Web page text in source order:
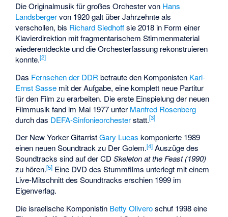
Die Originalmusik für großes Orchester von Hans
Landsbergervon 1920 galt über Jahrzehnte als
verschollen, bis Richard Siedhoffsie 2018 in Form einer
Klavierdirektion mit fragmentarischem Stimmenmaterial
wiederentdeckte und die Orchesterfassung rekonstruieren
konnte.[2]
Das Fernsehen der DDR betraute den Komponisten Karl-
Ernst Sasse mit der Aufgabe, eine komplett neue Partitur
für den Film zu erarbeiten. Die erste Einspielung der neuen
Filmmusik fand im Mai 1977 unter Manfred Rosenberg
durch das DEFA-Sinfonieorchesterstatt.[3]
Der New Yorker GitarristGary Lucas komponierte 1989
einen neuen Soundtrack zu Der Golem.[4] Auszüge des
Soundtracks sind auf der CDSkeleton at the Feast (1990)
zu hören.[5] Eine DVD des Stummfilms unterlegt mit einem
Live-Mitschnitt des Soundtracks erschien 1999 im
Eigenverlag.
Die israelische Komponistin Betty Oliveroschuf 1998 eine